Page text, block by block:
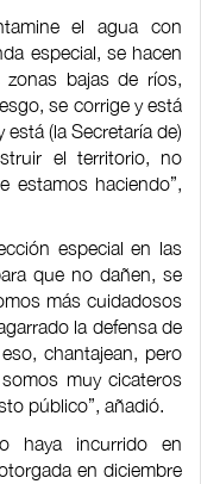
el agua con
especial, se hacen
bajas de ríos,
se corrige y está
(la Secretaría de)
el territorio, no
estamos haciendo”,
especial en las
que no dañen, se
más cuidadosos
la defensa de
chantajean, pero
muy cicateros
público”, añadió.
haya incurrido en
en diciembre